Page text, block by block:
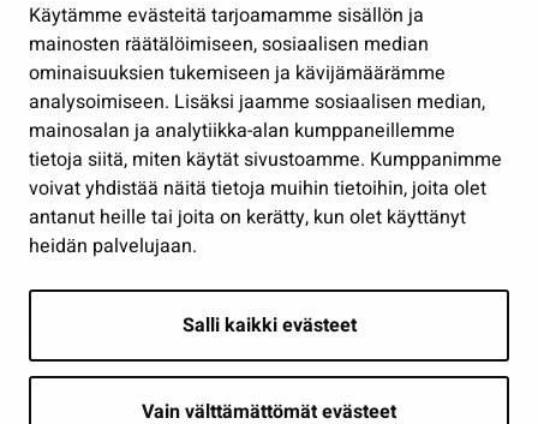
Käytämme evästeitä tarjoamamme sisällön ja
mainosten räätälöimiseen, sosiaalisen median
ominaisuuksien tukemiseen ja kävijämäärämme
analysoimiseen. Lisäksi jaamme sosiaalisen median,
mainosalan ja analytiikka-alan kumppaneillemme
tietoja siitä, miten käytät sivustoamme. Kumppanimme
voivat yhdistää näitä tietoja muihin tietoihin, joita olet
antanut heille tai joita on kerätty, kun olet käyttänyt
heidän palvelujaan.
Salli kaikki evästeet
Vain välttämättömät evästeet
Työ ja yrittäminen
Osallistu ja asioi
Näytä omat evästeasetukseni
Seuraa meitä